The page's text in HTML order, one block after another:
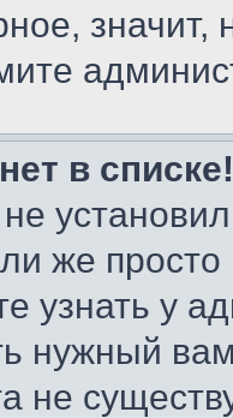
значит,
в списке!
же
узнать у
нужный
не